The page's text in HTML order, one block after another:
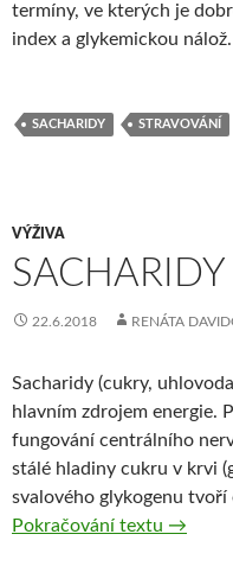
termíny, ve kterých je
index a glykemickou nálož.
SACHARIDY STRAVOVÁNÍ
VÝŽIVA
SACHARIDY
22.6.2018 RENÁTA
Sacharidy (cukry,
hlavním zdrojem energie.
fungování centrálního
stálé hladiny cukru v krvi
svalového glykogenu
Pokračování textu →